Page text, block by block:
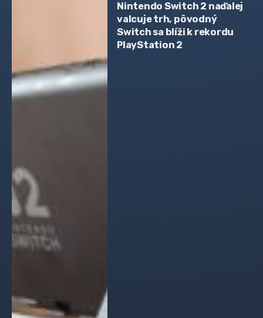
Nintendo Switch 2 naďalej
valcuje trh, pôvodný
Switch sa blíži k rekordu
PlayStation 2